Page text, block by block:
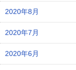
2020年8月
2020年7月
2020年6月